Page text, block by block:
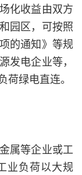
化收益由双方
园区，可按照
的通知》等规
发电企业等，
绿电直连。
属等企业或工
业负荷以大规